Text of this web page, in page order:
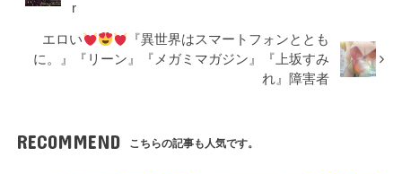
r
エロい
『異世界はスマートフォンととも
に。』『リーン』『メガミマガジン』『上坂すみ
れ』障害者
RECOMMEND こちらの記事も人気です。